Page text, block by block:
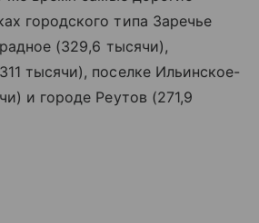
городского типа Заречье
(329,6 тысячи),
тысячи), поселке Ильинское-
и городе Реутов (271,9